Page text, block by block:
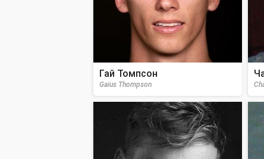
Гай Томпсон
Gaius Thompson